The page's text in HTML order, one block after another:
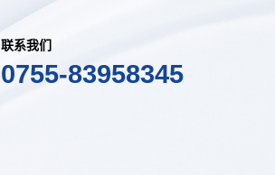
联系我们
0755-83958345